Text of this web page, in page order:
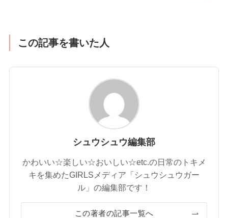
この記事を書いた人
シュウシュウ編集部
かわいい☆楽しい☆おいしい☆etc.の日常のトキメ
キを集めたGIRLSメディア「シュウシュウガー
ル」の編集部です！
この著者の記事一覧へ